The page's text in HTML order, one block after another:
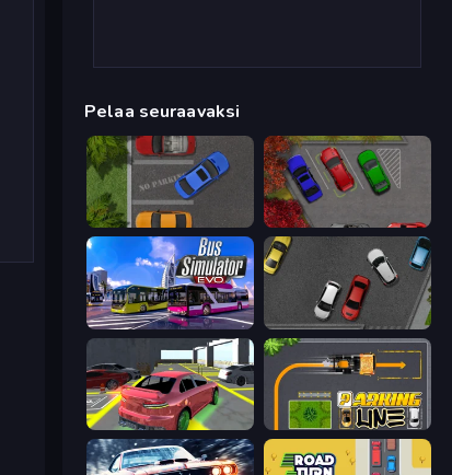
Pelaa seuraavaksi
Parking Space OK Parking
Bus Simulator: EVO Time to Park
Garage Parking Parking Line